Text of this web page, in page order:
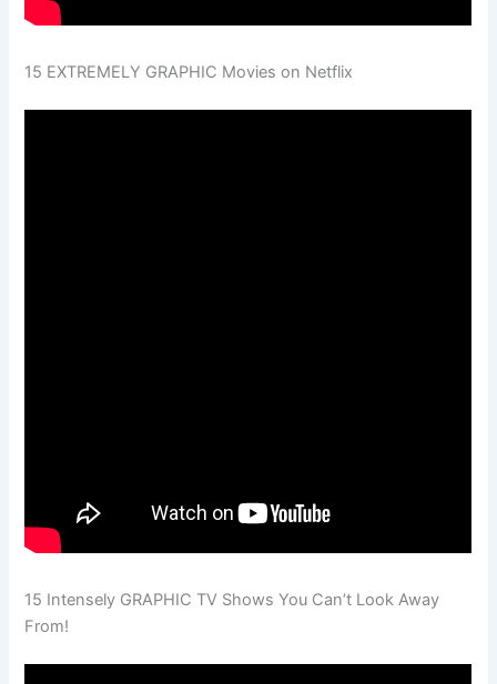
15 EXTREMELY GRAPHIC Movies on Netflix
15 Intensely GRAPHIC TV Shows You Can’t Look Away
From!